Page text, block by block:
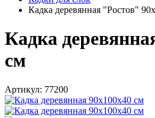
Кадка деревянная "Ростов"
Кадка
см
Артикул: 77200